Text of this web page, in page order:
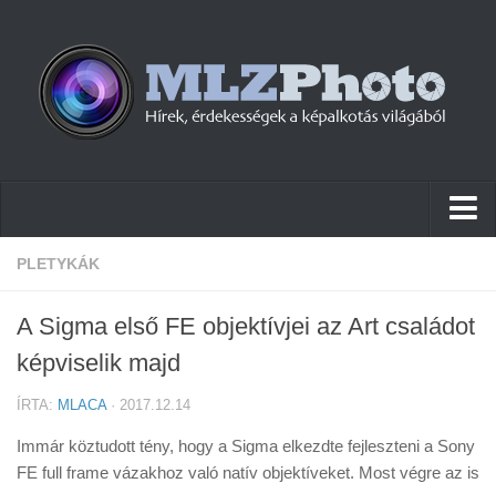
Hírek
Cikkek
Szoftver
Tudástár
PLETYKÁK
A Sigma első FE objektívjei az Art családot
képviselik majd
ÍRTA: MLACA· 2017.12.14
Immár köztudott tény, hogy a Sigma elkezdte fejleszteni a Sony
FE full frame vázakhoz való natív objektíveket. Most végre az is